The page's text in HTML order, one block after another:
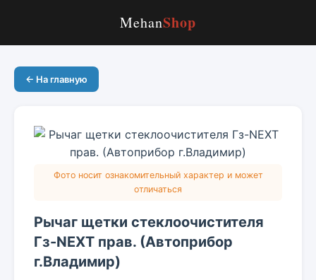
MehanShop
← На главную
Фото носит ознакомительный характер и может
отличаться
Рычаг щетки стеклоочистителя
Гз-NEXT прав. (Автоприбор
г.Владимир)